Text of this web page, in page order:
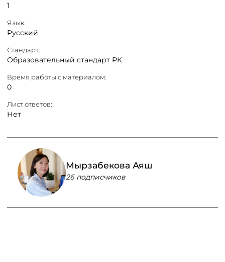
1
Язык:
Русский
Стандарт:
Образовательный стандарт РК
Время работы с материалом:
0
Лист ответов:
Нет
Мырзабекова Аяш
26 подписчиков